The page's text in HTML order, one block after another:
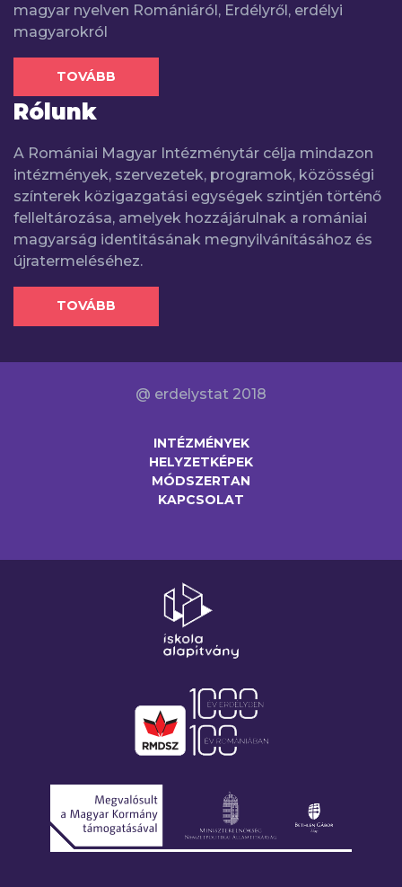
magyar nyelven Romániáról, Erdélyről, erdélyi
magyarokról
TOVÁBB
Rólunk
A Romániai Magyar Intézménytár célja mindazon
intézmények, szervezetek, programok, közösségi
színterek közigazgatási egységek szintjén történő
felleltározása, amelyek hozzájárulnak a romániai
magyarság identitásának megnyilvánításához és
újratermeléséhez.
TOVÁBB
@ erdelystat 2018
INTÉZMÉNYEK
HELYZETKÉPEK
MÓDSZERTAN
KAPCSOLAT